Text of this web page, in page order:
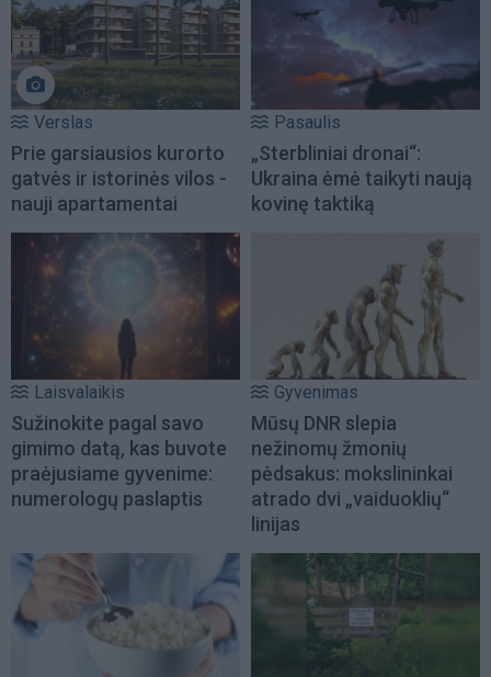
Verslas
Prie garsiausios kurorto
gatvės ir istorinės vilos -
nauji apartamentai
Pasaulis
„Sterbliniai dronai“:
Ukraina ėmė taikyti naują
kovinę taktiką
Laisvalaikis
Sužinokite pagal savo
gimimo datą, kas buvote
praėjusiame gyvenime:
numerologų paslaptis
Gyvenimas
Mūsų DNR slepia
nežinomų žmonių
pėdsakus: mokslininkai
atrado dvi „vaiduoklių“
linijas